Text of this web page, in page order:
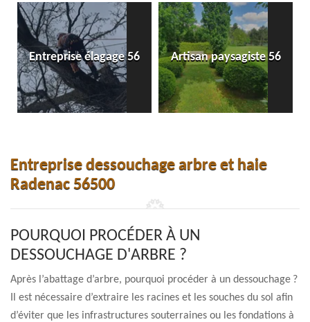
Entreprise élagage 56 Artisan paysagiste 56
Entreprise dessouchage arbre et haie
Radenac 56500
POURQUOI PROCÉDER À UN
DESSOUCHAGE D'ARBRE ?
Après l’abattage d’arbre, pourquoi procéder à un dessouchage ?
Il est nécessaire d’extraire les racines et les souches du sol afin
d’éviter que les infrastructures souterraines ou les fondations à